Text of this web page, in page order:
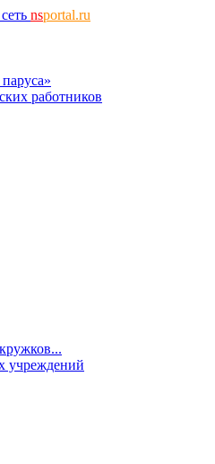
nsportal.ru
работников
учреждений